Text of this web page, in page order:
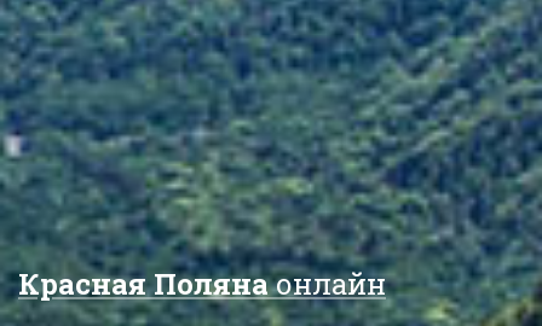
Красная Полянаонлайн